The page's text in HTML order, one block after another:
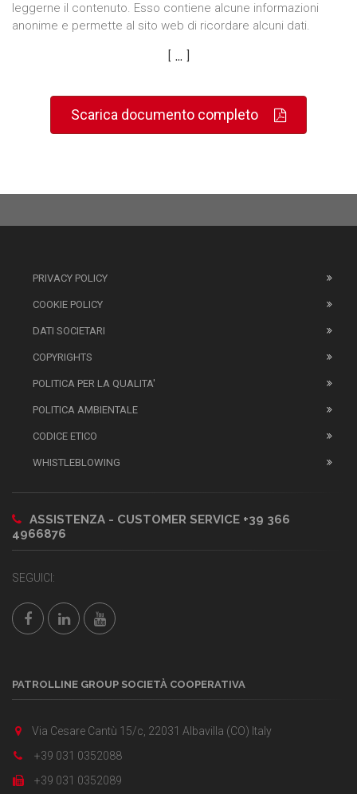
leggerne il contenuto. Esso contiene alcune informazioni
anonime e permette al sito web di ricordare alcuni dati.
[ ... ]
Scarica documento completo
PRIVACY POLICY
COOKIE POLICY
DATI SOCIETARI
COPYRIGHTS
POLITICA PER LA QUALITA'
POLITICA AMBIENTALE
CODICE ETICO
WHISTLEBLOWING
ASSISTENZA - CUSTOMER SERVICE +39 366
4966876
SEGUICI:
PATROLLINE GROUP SOCIETÀ COOPERATIVA
Via Cesare Cantù 15/c, 22031 Albavilla (CO) Italy
+39 031 0352088
+39 031 0352089